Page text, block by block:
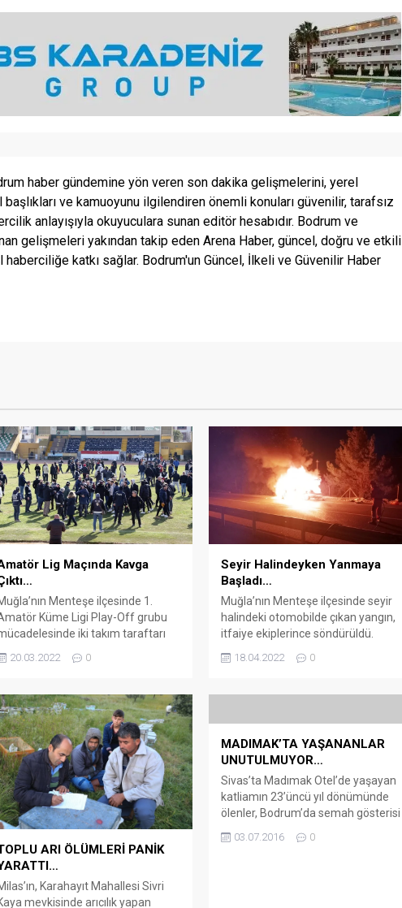
haber gündemine yön veren son dakika gelişmelerini, yerel
ve kamuoyunu ilgilendiren önemli konuları güvenilir, tarafsız
anlayışıyla okuyuculara sunan editör hesabıdır. Bodrum ve
gelişmeleri yakından takip eden Arena Haber, güncel, doğru ve etkili
katkı sağlar. Bodrum'un Güncel, İlkeli ve Güvenilir Haber
Lig Maçında Kavga
Menteşe ilçesinde 1.
Küme Ligi Play-Off grubu
iki takım taraftarı
haber – Muğla Atatürk
Belediyespor arasında
karşılaşmayı, Ortaca
1-0 kazanmasının
çıkan kavgaya polis
etti. Kazanan takım
sahada sevindiği sırada
grup Düğerek...
20.03.2022 0
Seyir Halindeyken Yanmaya
Başladı…
Muğla’nın Menteşe ilçesinde seyir
halindeki otomobilde çıkan yangın,
itfaiye ekiplerince söndürüldü.
Arena Bodrum Haber – Yusuf
Mesut Gökcan idaresindeki 48 AIF
kara yolunun Devrant rampasında
üzerine, bölgeye sevk edilen itfaiye
ekipleri yangını söndürdü. Yangında,
otomobil kullanılamaz hale geldi....
18.04.2022 0
ARI ÖLÜMLERİ PANİK
Karahayıt Mahallesi Sivri
mevkisinde arıcılık yapan
MADIMAK’TA YAŞANANLAR
UNUTULMUYOR…
Sivas’ta Madımak Otel’de yaşayan
katliamın 23’üncü yıl dönümünde
ölenler, Bodrum’da semah gösterisi
ve basın açıklamasıyla anıldı
Bodrum Alevi Bektaşi Kültür
03.07.2016 0